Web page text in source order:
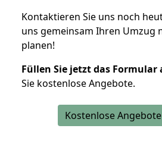
Kontaktieren Sie uns noch
uns gemeinsam Ihren Umzug
planen!
Füllen Sie jetzt das Formular
Sie kostenlose Angebote.
Kostenlose